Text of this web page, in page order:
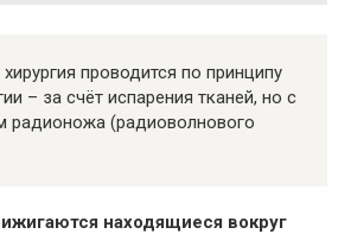
проводится по принципу
– за счёт испарения тканей, но с
радионожа (радиоволнового
находящиеся вокруг